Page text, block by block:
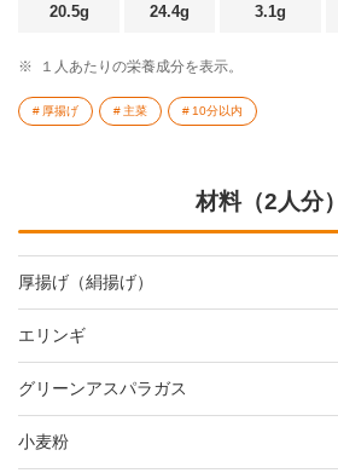
20.5g 24.4g 3.1g
※ １人あたりの栄養成分を表示。
厚揚げ 主菜 10分以内
材料（2人分）
厚揚げ（絹揚げ）
エリンギ
グリーンアスパラガス
小麦粉